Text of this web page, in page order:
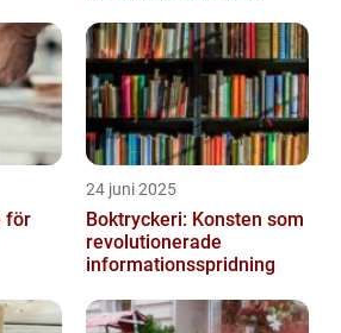
för
24 juni 2025
Boktryckeri: Konsten som
revolutionerade
informationsspridning